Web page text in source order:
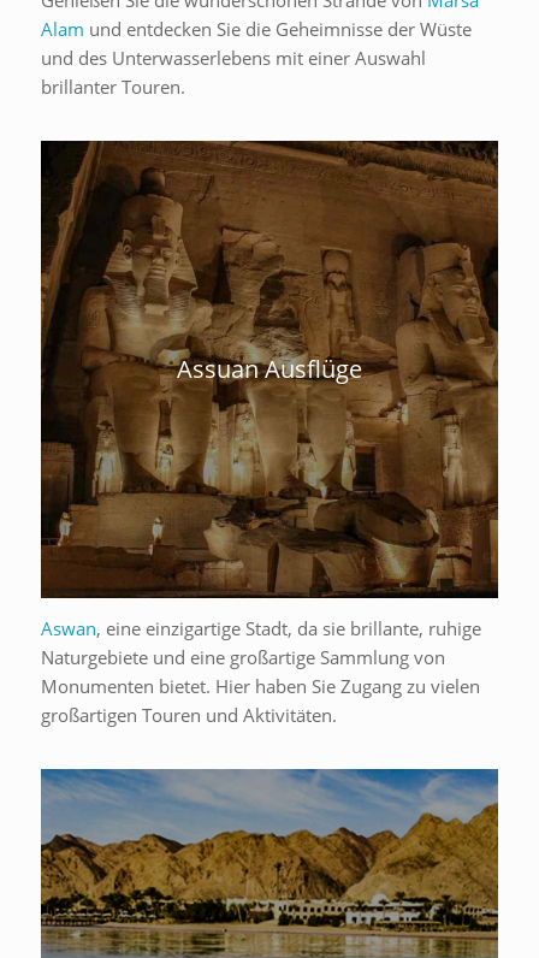
Alam und entdecken Sie die Geheimnisse der Wüste
und des Unterwasserlebens mit einer Auswahl
brillanter Touren.
Assuan Ausflüge
Aswan, eine einzigartige Stadt, da sie brillante, ruhige
Naturgebiete und eine großartige Sammlung von
Monumenten bietet. Hier haben Sie Zugang zu vielen
großartigen Touren und Aktivitäten.